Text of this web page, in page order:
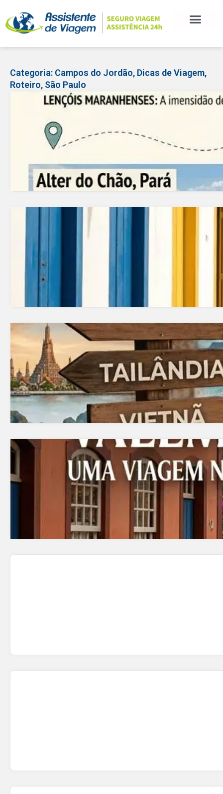
Categoria: Campos do Jordão, Dicas de Viagem,
Roteiro, São Paulo